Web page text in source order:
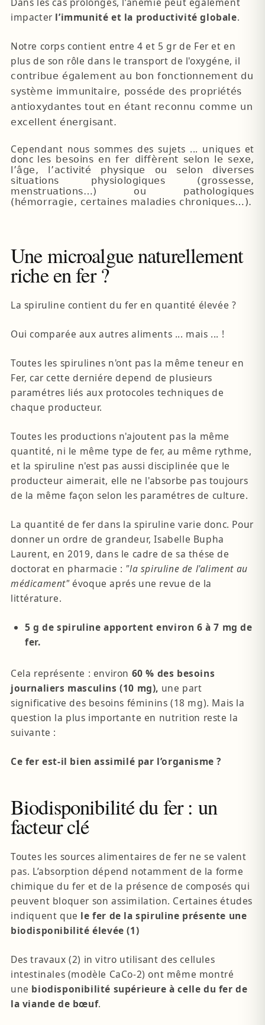
impacter l’immunité et la productivité globale.
Notre corps contient entre 4 et 5 gr de Fer et en
plus de son rôle dans le transport de l'oxygéne, il
contribue également au bon fonctionnement du
système immunitaire, posséde des propriétés
antioxydantes tout en étant reconnu comme un
excellent énergisant.
Cependant nous sommes des sujets ... uniques et
donc les besoins en fer diffèrent selon le sexe,
l’âge, l’activité physique ou selon diverses
situations physiologiques (grossesse,
menstruations…) ou pathologiques
(hémorragie, certaines maladies chroniques…).
Une microalgue naturellement
riche en fer ?
La spiruline contient du fer en quantité élevée ?
Oui comparée aux autres aliments ... mais ... !
Toutes les spirulines n'ont pas la même teneur en
Fer, car cette derniére depend de plusieurs
paramétres liés aux protocoles techniques de
chaque producteur.
Toutes les productions n'ajoutent pas la même
quantité, ni le même type de fer, au même rythme,
et la spiruline n'est pas aussi disciplinée que le
producteur aimerait, elle ne l'absorbe pas toujours
de la même façon selon les paramétres de culture.
La quantité de fer dans la spiruline varie donc. Pour
donner un ordre de grandeur, Isabelle Bupha
Laurent, en 2019, dans le cadre de sa thése de
doctorat en pharmacie : "la spiruline de l'aliment au
médicament"évoque aprés une revue de la
littérature.
5 g de spiruline apportent environ 6 à 7 mg de
fer.
Cela représente : environ 60 % des besoins
journaliers masculins (10 mg), une part
significative des besoins féminins (18 mg). Mais la
question la plus importante en nutrition reste la
suivante :
Ce fer est-il bien assimilé par l’organisme ?
Biodisponibilité du fer : un
facteur clé
Toutes les sources alimentaires de fer ne se valent
pas. L’absorption dépend notamment de la forme
chimique du fer et de la présence de composés qui
peuvent bloquer son assimilation. Certaines études
indiquent que le fer de la spiruline présente une
biodisponibilité élevée (1)
Des travaux (2) in vitro utilisant des cellules
intestinales (modèle CaCo-2) ont même montré
une biodisponibilité supérieure à celle du fer de
la viande de bœuf.